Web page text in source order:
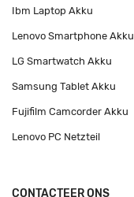
Ibm Laptop Akku
Lenovo Smartphone Akku
LG Smartwatch Akku
Samsung Tablet Akku
Fujifilm Camcorder Akku
Lenovo PC Netzteil
CONTACTEER ONS